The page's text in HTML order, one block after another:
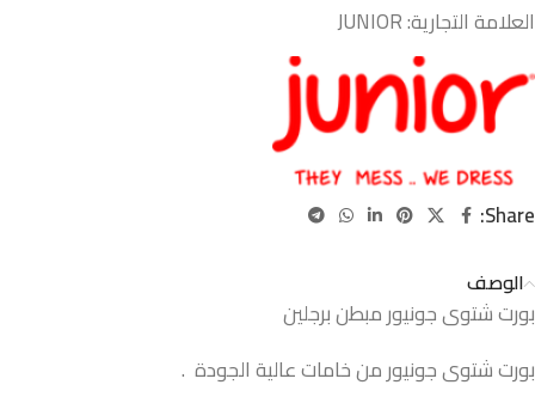
العلامة التجارية:JUNIOR
Share:
الوصف
بورت شتوى جونيور مبطن برجلين
بورت شتوى جونيور من خامات عالية الجودة .